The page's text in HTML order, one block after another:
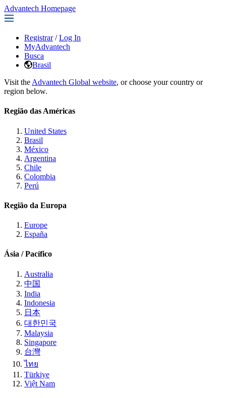
Advantech Homepage
Registrar / Log In
MyAdvantech
Busca
Brasil
Visit the Advantech Global website, or choose your country or
region below.
Região das Américas
United States
Brasil
México
Argentina
Chile
Colombia
Perú
Região da Europa
Europe
España
Ásia / Pacífico
Australia
中国
India
Indonesia
日本
대한민국
Malaysia
Singapore
台灣
ไทย
Türkiye
Việt Nam